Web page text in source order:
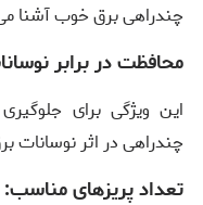
چندراهی برق خوب آشنا
محافظت در برابر
این ویژگی برای
چندراهی در اثر
تعداد پریزهای مناسب: